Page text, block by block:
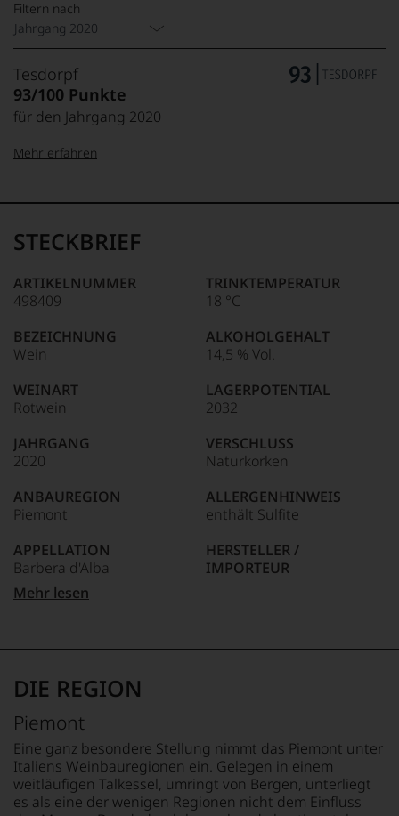
Filtern nach
Jahrgang 2020
Tesdorpf
93/100 Punkte
für den Jahrgang 2020
95–98 Punkte:
90–94 Punkte:
Unter 85 Punkte:
Name
Tesdorpf
für
»Fine
für
die
edlen
Weine
der
Welt,
kaum
ein
Das
dokumentieren
auch
und
gerade
mit
Medaillen
Weinjournalisten
Fachpublikationen
unseren
Aussendungen
oder
in
Mehr erfahren
STECKBRIEF
ARTIKELNUMMER
498409
BEZEICHNUNG
Wein
WEINART
Rotwein
JAHRGANG
2020
ANBAUREGION
Piemont
APPELLATION
Barbera d'Alba
REBSORTEN
BIO KENNZEICHNUNG
DE-ÖKO-006
BIO KENNZEICHNUNG
PRODUKT
IT-BIO-015
TRINKTEMPERATUR
18 °C
ALKOHOLGEHALT
14,5 % Vol.
LAGERPOTENTIAL
2032
VERSCHLUSS
Naturkorken
ALLERGENHINWEIS
enthält Sulfite
HERSTELLER /
IMPORTEUR
LAND
GESCHMACK
trocken
Mehr lesen
DIE REGION
Piemont
Eine ganz besondere Stellung nimmt das Piemont unter
Italiens Weinbauregionen ein. Gelegen in einem
weitläufigen Talkessel, umringt von Bergen, unterliegt
es als eine der wenigen Regionen nicht dem Einfluss